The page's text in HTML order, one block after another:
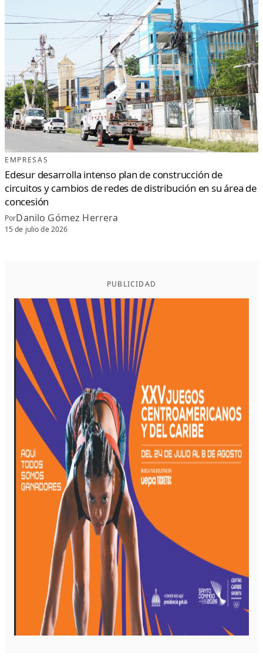
EMPRESAS
Edesur desarrolla intenso plan de construcción de
circuitos y cambios de redes de distribución en su área de
concesión
PorDanilo Gómez Herrera
15 de julio de 2026
PUBLICIDAD